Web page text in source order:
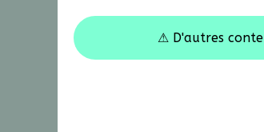
⚠ D'autres